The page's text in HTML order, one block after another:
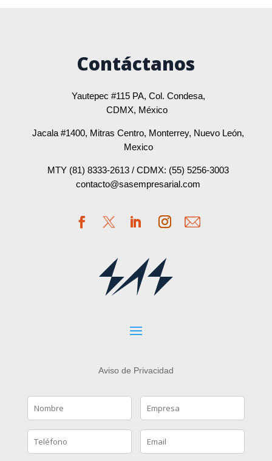
Contáctanos
Yautepec #115 PA, Col. Condesa,
CDMX, México
Jacala #1400, Mitras Centro, Monterrey, Nuevo León,
Mexico
MTY (81) 8333-2613 / CDMX: (55) 5256-3003
contacto@sasempresarial.com
Aviso de Privacidad